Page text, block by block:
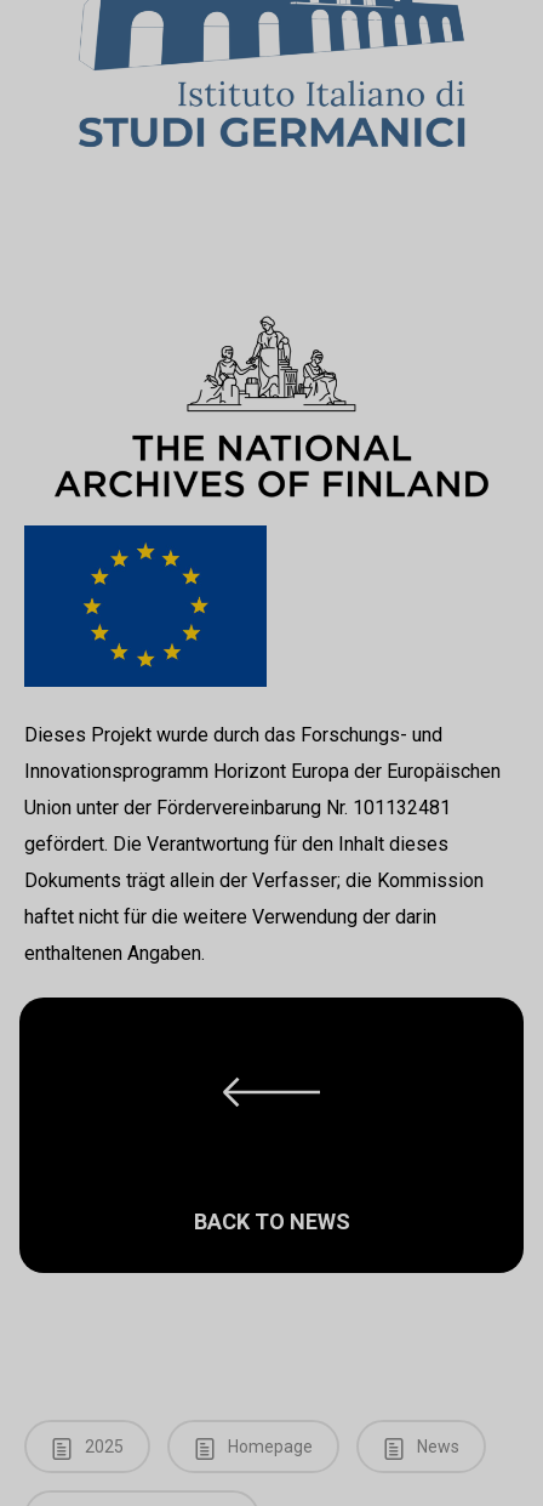
Dieses Projekt wurde durch das Forschungs- und
Innovationsprogramm Horizont Europa der Europäischen
Union unter der Fördervereinbarung Nr. 101132481
gefördert. Die Verantwortung für den Inhalt dieses
Dokuments trägt allein der Verfasser; die Kommission
haftet nicht für die weitere Verwendung der darin
enthaltenen Angaben.
BACK TO NEWS
2025 Homepage News